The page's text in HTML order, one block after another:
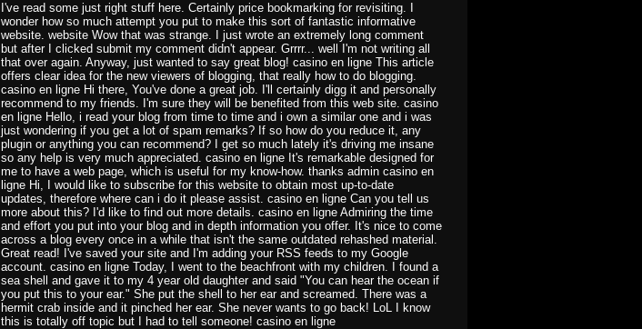
I've read some just right stuff here. Certainly price bookmarking for revisiting. I
wonder how so much attempt you put to make this sort of fantastic informative
website. website Wow that was strange. I just wrote an extremely long comment
but after I clicked submit my comment didn't appear. Grrrr... well I'm not writing all
that over again. Anyway, just wanted to say great blog! casino en ligne This article
offers clear idea for the new viewers of blogging, that really how to do blogging.
casino en ligne Hi there, You've done a great job. I'll certainly digg it and personally
recommend to my friends. I'm sure they will be benefited from this web site. casino
en ligne Hello, i read your blog from time to time and i own a similar one and i was
just wondering if you get a lot of spam remarks? If so how do you reduce it, any
plugin or anything you can recommend? I get so much lately it's driving me insane
so any help is very much appreciated. casino en ligne It's remarkable designed for
me to have a web page, which is useful for my know-how. thanks admin casino en
ligne Hi, I would like to subscribe for this website to obtain most up-to-date
updates, therefore where can i do it please assist. casino en ligne Can you tell us
more about this? I'd like to find out more details. casino en ligne Admiring the time
and effort you put into your blog and in depth information you offer. It's nice to come
across a blog every once in a while that isn't the same outdated rehashed material.
Great read! I've saved your site and I'm adding your RSS feeds to my Google
account. casino en ligne Today, I went to the beachfront with my children. I found a
sea shell and gave it to my 4 year old daughter and said "You can hear the ocean if
you put this to your ear." She put the shell to her ear and screamed. There was a
hermit crab inside and it pinched her ear. She never wants to go back! LoL I know
this is totally off topic but I had to tell someone! casino en ligne